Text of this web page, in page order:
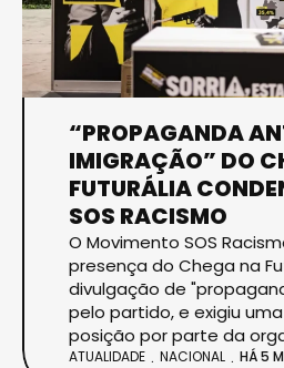
“PROPAGANDA
IMIGRAÇÃO” DO
FUTURÁLIA
SOS RACISMO
O Movimento SOS
presença do Chega na
divulgação de
pelo partido, e exigiu
posição por parte da
ATUALIDADE NACIONAL HÁ 5